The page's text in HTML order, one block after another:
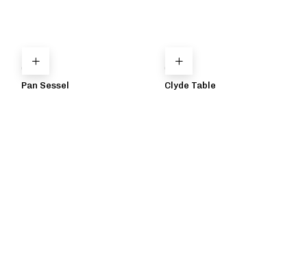
Care
Pan Sessel
Care
Clyde Table